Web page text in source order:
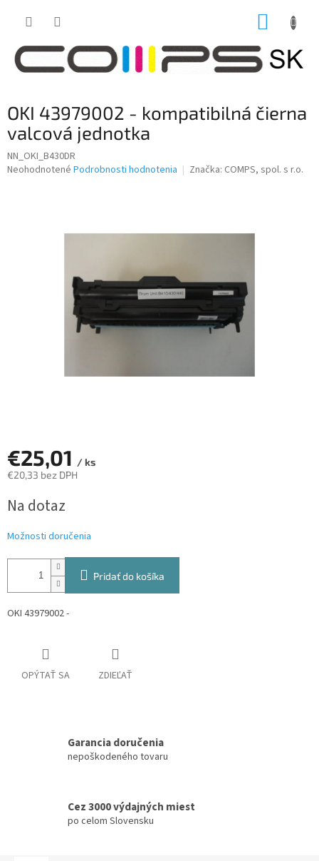
OKI 43979002 - kompatibilná čierna
valcová jednotka
NN_OKI_B430DR
Priemerné
Neohodnotené Podrobnosti hodnotenia Značka: COMPS, spol. s r.o.
€25,01 / ks
€20,33 bez DPH
cena:
Na dotaz
Možnosti doručenia
Pridať do košíka
OKI 43979002 -
OPÝTAŤ SA ZDIEĽAŤ
Garancia doručenia
nepoškodeného tovaru
Cez 3000 výdajných miest
po celom Slovensku